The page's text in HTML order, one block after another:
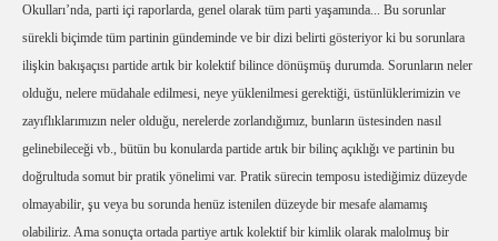
Okulları’nda, parti içi raporlarda, genel olarak tüm parti yaşamında... Bu sorunlar
sürekli biçimde tüm partinin gündeminde ve bir dizi belirti gösteriyor ki bu sorunlara
ilişkin bakışaçısı partide artık bir kolektif bilince dönüşmüş durumda. Sorunların neler
olduğu, nelere müdahale edilmesi, neye yüklenilmesi gerektiği, üstünlüklerimizin ve
zayıflıklarımızın neler olduğu, nerelerde zorlandığımız, bunların üstesinden nasıl
gelinebileceği vb., bütün bu konularda partide artık bir bilinç açıklığı ve partinin bu
doğrultuda somut bir pratik yönelimi var. Pratik sürecin temposu istediğimiz düzeyde
olmayabilir, şu veya bu sorunda henüz istenilen düzeyde bir mesafe alamamış
olabiliriz. Ama sonuçta ortada partiye artık kolektif bir kimlik olarak malolmuş bir